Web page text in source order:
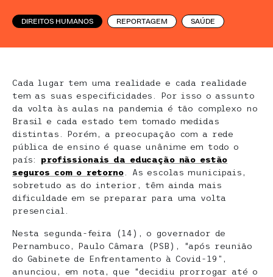
DIREITOS HUMANOS REPORTAGEM SAÚDE
Cada lugar tem uma realidade e cada realidade
tem as suas especificidades. Por isso o assunto
da volta às aulas na pandemia é tão complexo no
Brasil e cada estado tem tomado medidas
distintas. Porém, a preocupação com a rede
pública de ensino é quase unânime em todo o
país: profissionais da educação não estão
seguros com o retorno . As escolas municipais,
sobretudo as do interior, têm ainda mais
dificuldade em se preparar para uma volta
presencial.
Nesta segunda-feira (14), o governador de
Pernambuco, Paulo Câmara (PSB), “após reunião
do Gabinete de Enfrentamento à Covid-19”,
anunciou, em nota, que “decidiu prorrogar até o